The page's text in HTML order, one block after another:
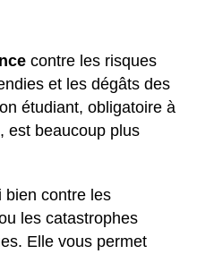
contre les risques
et les dégâts des
étudiant, obligatoire à
est beaucoup plus
bien contre les
les catastrophes
Elle vous permet